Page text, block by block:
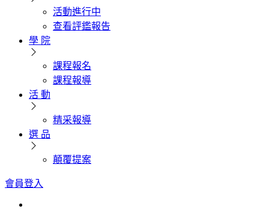
活動進行中
查看評鑑報告
學 院
課程報名
課程報導
活 動
精采報導
選 品
顛覆提案
會員登入